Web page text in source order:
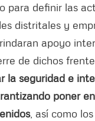
para definir las
distritales y
apoyo
de dichos
la seguridad e
poner
, así como